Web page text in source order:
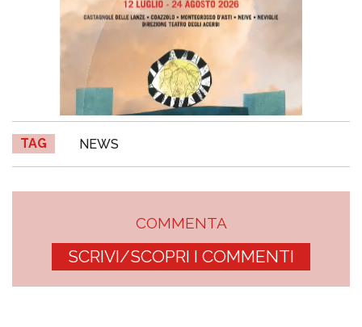
TAG NEWS
COMMENTA
SCRIVI/SCOPRI I COMMENTI